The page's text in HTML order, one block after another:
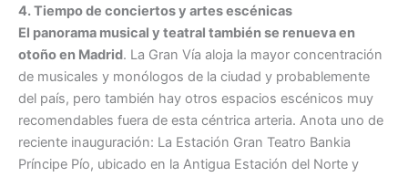
4. Tiempo de conciertos y artes escénicas
El panorama musical y teatral también se renueva en
otoño en Madrid. La Gran Vía aloja la mayor concentración
de musicales y monólogos de la ciudad y probablemente
del país, pero también hay otros espacios escénicos muy
recomendables fuera de esta céntrica arteria. Anota uno de
reciente inauguración: La Estación Gran Teatro Bankia
Príncipe Pío, ubicado en la Antigua Estación del Norte y